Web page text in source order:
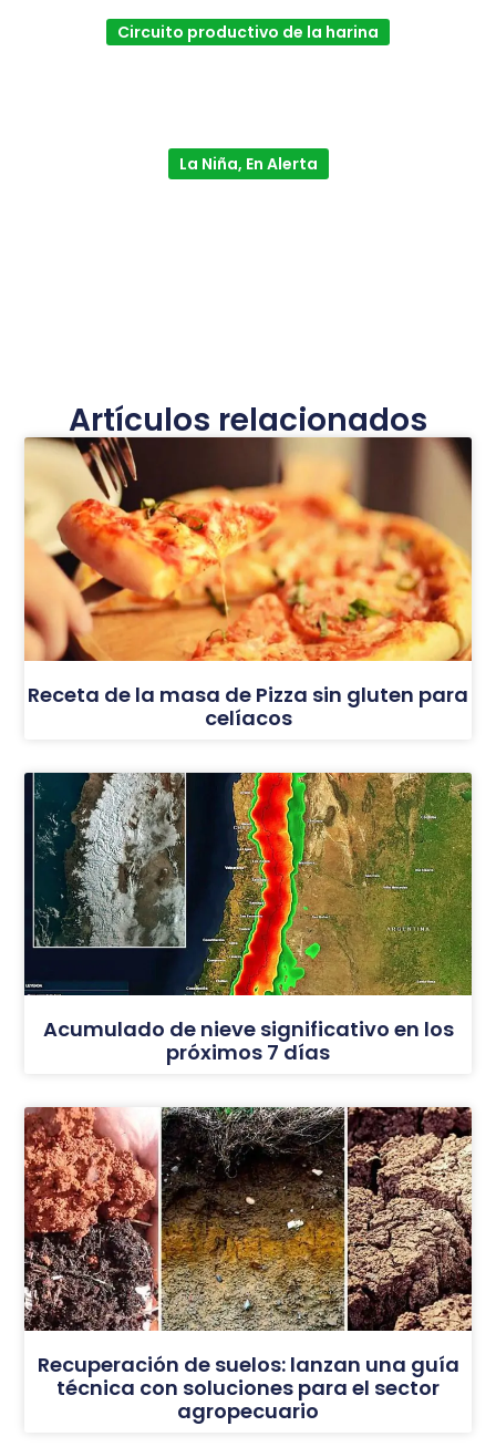
Circuito productivo de la harina
La Niña, En Alerta
Artículos relacionados
Receta de la masa de Pizza sin gluten para
celíacos
Acumulado de nieve significativo en los
próximos 7 días
Recuperación de suelos: lanzan una guía
técnica con soluciones para el sector
agropecuario